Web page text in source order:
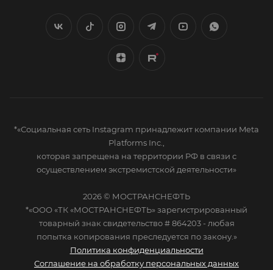
*«Социальная сеть Instagram принадлежит компании Meta
Platforms Inc.,
которая запрещена на территории РФ в связи с
осуществлением экстремистской деятельности»
2026 © МОСТРАНСНЕФТЬ
*«ООО «ТК «МОСТРАНСНЕФТЬ» зарегистрированный
товарный знак свидетельство # 864203 - любая
попытка копирования преследуется по закону.»
Политика конфиденциальности
Соглашение на обработку персональных данных